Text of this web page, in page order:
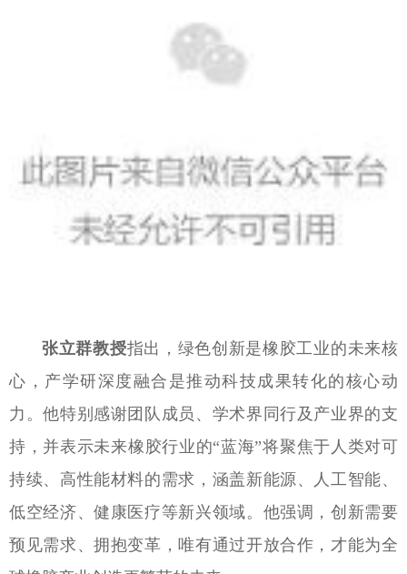
张立群教授指出，绿色创新是橡胶工业的未来核
心，产学研深度融合是推动科技成果转化的核心动
力。他特别感谢团队成员、学术界同行及产业界的支
持，并表示未来橡胶行业的“蓝海”将聚焦于人类对可
持续、高性能材料的需求，涵盖新能源、人工智能、
低空经济、健康医疗等新兴领域。他强调，创新需要
预见需求、拥抱变革，唯有通过开放合作，才能为全